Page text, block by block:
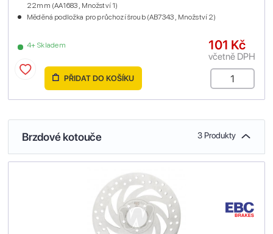
4+ Skladem
22mm (AA1683 , Množství 1)
Měděná podložka pro průchozí šroub (AB7343 , Množství 2)
101 Kč
včetně DPH
PŘIDAT DO KOŠÍKU
Brzdové kotouče 3 Produkty